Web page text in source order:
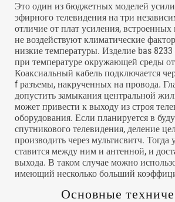
Это один из бюджетных моделей
эфирного телевидения на три
отличие от плат усиления, встроенных
не воздействуют климатические
низкие температуры. Изделие bas 8233
при температуре окружающей среды
Коаксиальный кабель подключается
f разъемы, накрученных на провода.
допустить замыкания центральной
может привести к выходу из строя
оборудования. Если планируется в
спутникового телевидения, деление
производить через мультисвитч. Тогда
ставится между ним и антенной, и
выхода. В таком случае можно
имеющий несколько больший
Основные